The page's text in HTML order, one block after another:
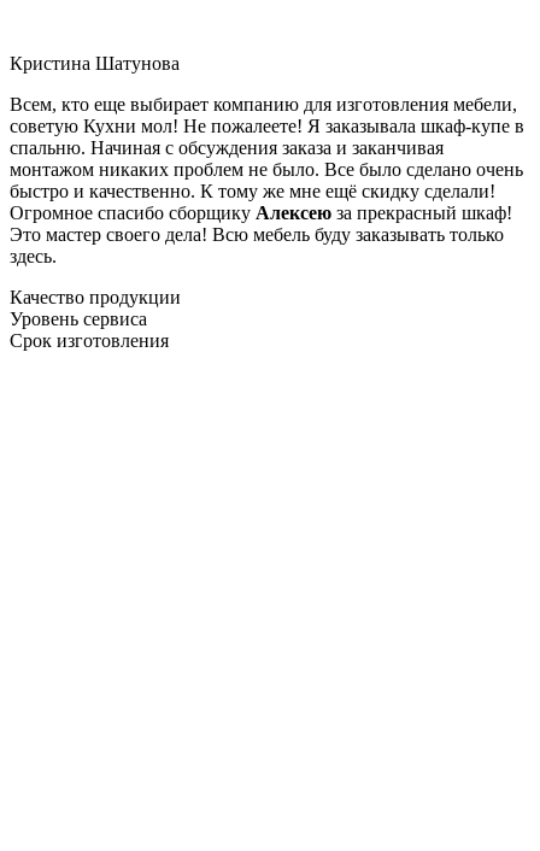
Кристина Шатунова
Всем, кто еще выбирает компанию для изготовления мебели,
советую Кухни мол! Не пожалеете! Я заказывала шкаф-купе в
спальню. Начиная с обсуждения заказа и заканчивая
монтажом никаких проблем не было. Все было сделано очень
быстро и качественно. К тому же мне ещё скидку сделали!
Огромное спасибо сборщику Алексею за прекрасный шкаф!
Это мастер своего дела! Всю мебель буду заказывать только
здесь.
Качество продукции
Уровень сервиса
Срок изготовления